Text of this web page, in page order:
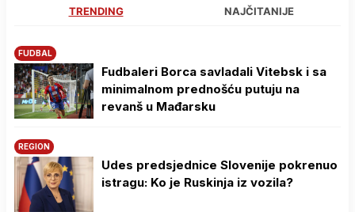
TRENDING NAJČITANIJE
FUDBAL
Fudbaleri Borca savladali Vitebsk i sa
minimalnom prednošću putuju na
revanš u Mađarsku
REGION
Udes predsjednice Slovenije pokrenuo
istragu: Ko je Ruskinja iz vozila?